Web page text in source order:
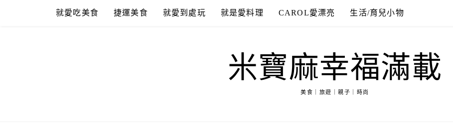
就愛吃美食 捷運美食 就愛到處玩 就是愛料理 CAROL愛漂亮 生活/育兒小物
米寶麻幸福滿載
美食｜旅遊｜親子｜時尚